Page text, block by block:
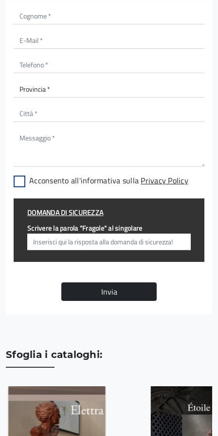
Acconsento all'informativa sulla Privacy Policy
DOMANDA DI SICUREZZA
Scrivere la parola "Fragole" al singolare
Invia
Sfoglia i cataloghi: